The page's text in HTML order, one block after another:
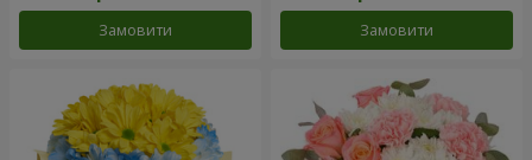
Замовити Замовити